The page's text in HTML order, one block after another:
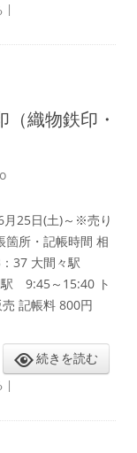
|
織物鉄印・
25日(土)～※売り
箇所・記帳時間 相
37 大間々駅
9:45～15:40 ト
記帳料 800円
続きを読む
|